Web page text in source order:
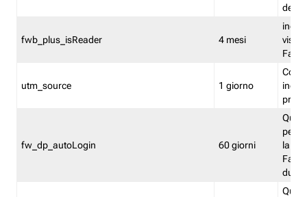
del
fwb_plus_isReader 4 mesi
utm_source 1 giorno
fw_dp_autoLogin 60 giorni
la